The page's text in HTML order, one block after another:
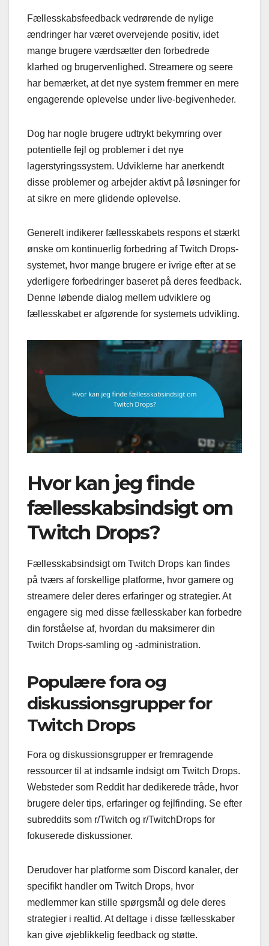
Fællesskabsfeedback vedrørende de nylige
ændringer har været overvejende positiv, idet
mange brugere værdsætter den forbedrede
klarhed og brugervenlighed. Streamere og seere
har bemærket, at det nye system fremmer en mere
engagerende oplevelse under live-begivenheder.
Dog har nogle brugere udtrykt bekymring over
potentielle fejl og problemer i det nye
lagerstyringssystem. Udviklerne har anerkendt
disse problemer og arbejder aktivt på løsninger for
at sikre en mere glidende oplevelse.
Generelt indikerer fællesskabets respons et stærkt
ønske om kontinuerlig forbedring af Twitch Drops-
systemet, hvor mange brugere er ivrige efter at se
yderligere forbedringer baseret på deres feedback.
Denne løbende dialog mellem udviklere og
fællesskabet er afgørende for systemets udvikling.
Hvor kan jeg finde
fællesskabsindsigt om
Twitch Drops?
Fællesskabsindsigt om Twitch Drops kan findes
på tværs af forskellige platforme, hvor gamere og
streamere deler deres erfaringer og strategier. At
engagere sig med disse fællesskaber kan forbedre
din forståelse af, hvordan du maksimerer din
Twitch Drops-samling og -administration.
Populære fora og
diskussionsgrupper for
Twitch Drops
Fora og diskussionsgrupper er fremragende
ressourcer til at indsamle indsigt om Twitch Drops.
Websteder som Reddit har dedikerede tråde, hvor
brugere deler tips, erfaringer og fejlfinding. Se efter
subreddits som r/Twitch og r/TwitchDrops for
fokuserede diskussioner.
Derudover har platforme som Discord kanaler, der
specifikt handler om Twitch Drops, hvor
medlemmer kan stille spørgsmål og dele deres
strategier i realtid. At deltage i disse fællesskaber
kan give øjeblikkelig feedback og støtte.